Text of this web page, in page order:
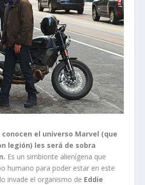
el universo Marvel (que
legión) les será de sobra
Es un simbionte alienígena que
humano para poder estar en este
invade el organismo de Eddie